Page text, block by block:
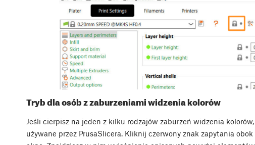
Tryb dla osób z zaburzeniami widzenia kolorów
Jeśli cierpisz na jeden z kilku rodzajów zaburzeń widzenia
używane przez PrusaSlicera. Kliknij czerwony znak zapytania